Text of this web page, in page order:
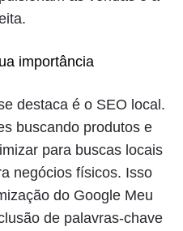
importância
destaca é o SEO local.
buscando produtos e
para buscas locais
negócios físicos. Isso
do Google Meu
de palavras-chave